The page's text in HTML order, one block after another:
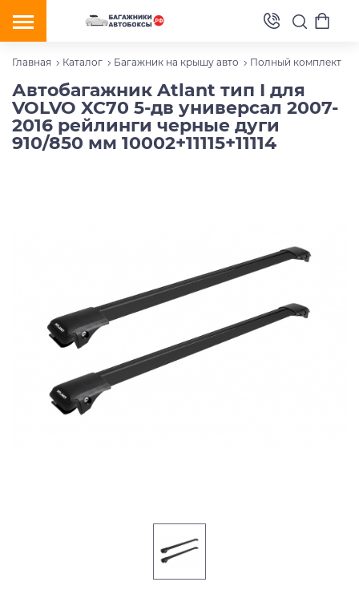
Главная Каталог Багажник на крышу авто Полный комплект
Автобагажник Atlant тип I для
VOLVO XC70 5-дв универсал 2007-
2016 рейлинги черные дуги
910/850 мм 10002+11115+11114